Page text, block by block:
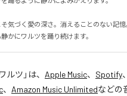
気づく愛の深さ。消えることのない記
かにワルツを踊り続けます。
ルツ 」は、 Apple Music、 Spotify、
、 Amazon Music Unlimitedなどの